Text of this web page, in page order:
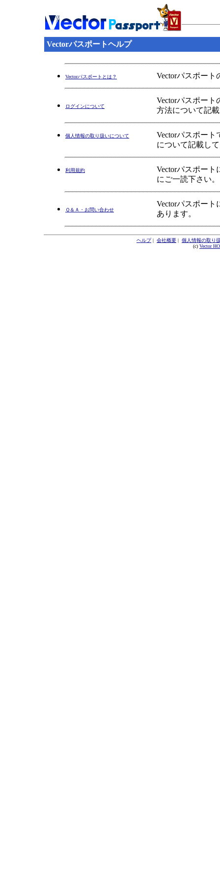
Vectorパスポートヘルプ
Vectorパスポートとは？ Vectorパスポー
ログインについて
Vectorパスポー
方法について記
個人情報の取り扱いについて
Vectorパスポー
について記載し
利用規約
Vectorパスポー
にご一読下さい。
Ｑ＆Ａ・お問い合わせ
Vectorパスポー
あります。
ヘルプ| 会社概要 | 個人情報の取り
(c) Vector